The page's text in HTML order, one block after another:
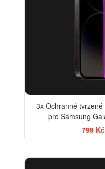
3x Ochranné
pro Samsung
799 Kč